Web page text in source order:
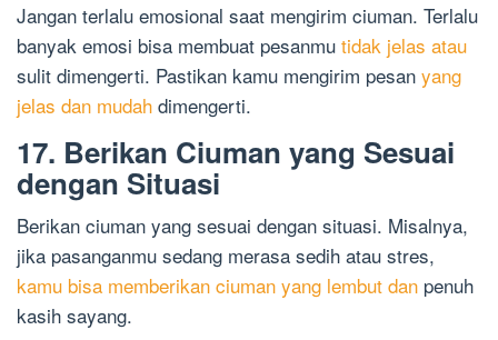
Jangan terlalu emosional saat mengirim ciuman. Terlalu
banyak emosi bisa membuat pesanmu tidak jelas atau
sulit dimengerti. Pastikan kamu mengirim pesan yang
jelas dan mudah dimengerti.
17. Berikan Ciuman yang Sesuai
dengan Situasi
Berikan ciuman yang sesuai dengan situasi. Misalnya,
jika pasanganmu sedang merasa sedih atau stres,
kamu bisa memberikan ciuman yang lembut dan penuh
kasih sayang.